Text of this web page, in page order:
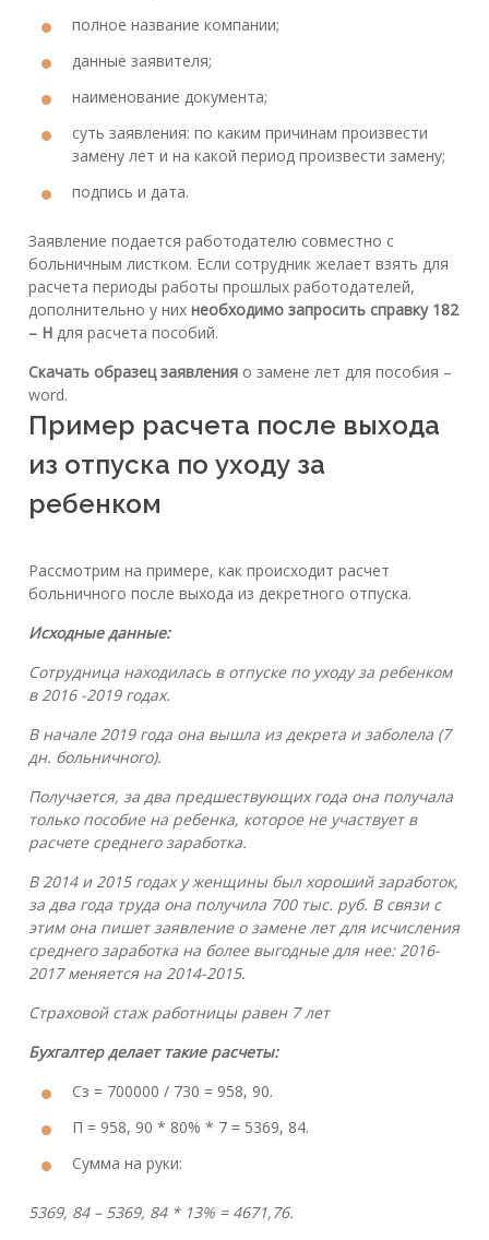
полное название компании;
данные заявителя;
наименование документа;
суть заявления: по каким причинам произвести
замену лет и на какой период произвести замену;
подпись и дата.
Заявление подается работодателю совместно с
больничным листком. Если сотрудник желает взять для
расчета периоды работы прошлых работодателей,
дополнительно у них необходимо запросить справку 182
– Н для расчета пособий.
Скачать образец заявления о замене лет для пособия –
word.
Пример расчета после выхода
из отпуска по уходу за
ребенком
Рассмотрим на примере, как происходит расчет
больничного после выхода из декретного отпуска.
Исходные данные:
Сотрудница находилась в отпуске по уходу за ребенком
в 2016 -2019 годах.
В начале 2019 года она вышла из декрета и заболела (7
дн. больничного).
Получается, за два предшествующих года она получала
только пособие на ребенка, которое не участвует в
расчете среднего заработка.
В 2014 и 2015 годах у женщины был хороший заработок,
за два года труда она получила 700 тыс. руб. В связи с
этим она пишет заявление о замене лет для исчисления
среднего заработка на более выгодные для нее: 2016-
2017 меняется на 2014-2015.
Страховой стаж работницы равен 7 лет
Бухгалтер делает такие расчеты:
Сз = 700000 / 730 = 958, 90.
П = 958, 90 * 80% * 7 = 5369, 84.
Сумма на руки:
5369, 84 – 5369, 84 * 13% = 4671,76.